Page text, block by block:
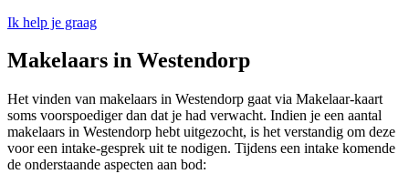
Ik help je graag
Makelaars in Westendorp
Het vinden van makelaars in Westendorp gaat via Makelaar-kaart
soms voorspoediger dan dat je had verwacht. Indien je een aantal
makelaars in Westendorp hebt uitgezocht, is het verstandig om deze
voor een intake-gesprek uit te nodigen. Tijdens een intake komende
de onderstaande aspecten aan bod: